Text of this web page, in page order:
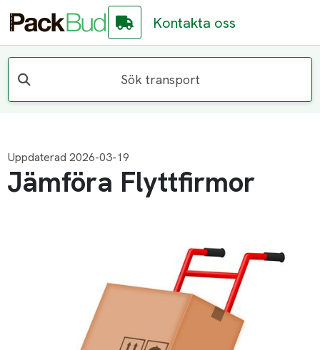
Kontakta oss
Sök transport
Uppdaterad 2026-03-19
Jämföra Flyttfirmor